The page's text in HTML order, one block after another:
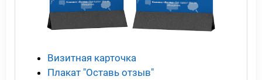
Визитная карточка
Плакат "Оставь отзыв"